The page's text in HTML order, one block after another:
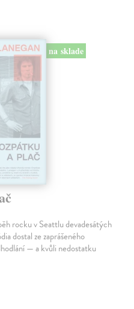
na sklade
rocku v Seattlu devadesátých
dostal ze zaprášeného
— a kvůli nedostatku